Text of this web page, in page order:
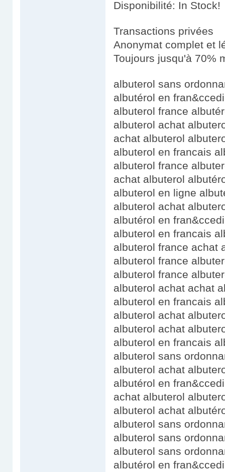
Disponibilité: In Stock!
Transactions privées
Anonymat complet et
Toujours jusqu'à 70%
albuterol sans
albutérol en
albuterol france
albuterol achat
achat albuterol
albuterol en francais
albuterol france
achat albuterol
albuterol en ligne
albuterol achat
albutérol en
albuterol en francais
albuterol france achat
albuterol france
albuterol france
albuterol achat achat
albuterol en francais
albuterol achat
albuterol achat
albuterol en francais
albuterol sans
albuterol achat
albutérol en
achat albuterol
albuterol achat
albuterol sans
albuterol sans
albuterol sans
albutérol en